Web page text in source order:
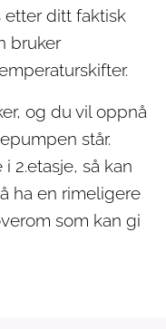
etter ditt faktisk
bruker
og du vil oppnå
står.
2.etasje, så kan
ha en rimeligere
som kan gi